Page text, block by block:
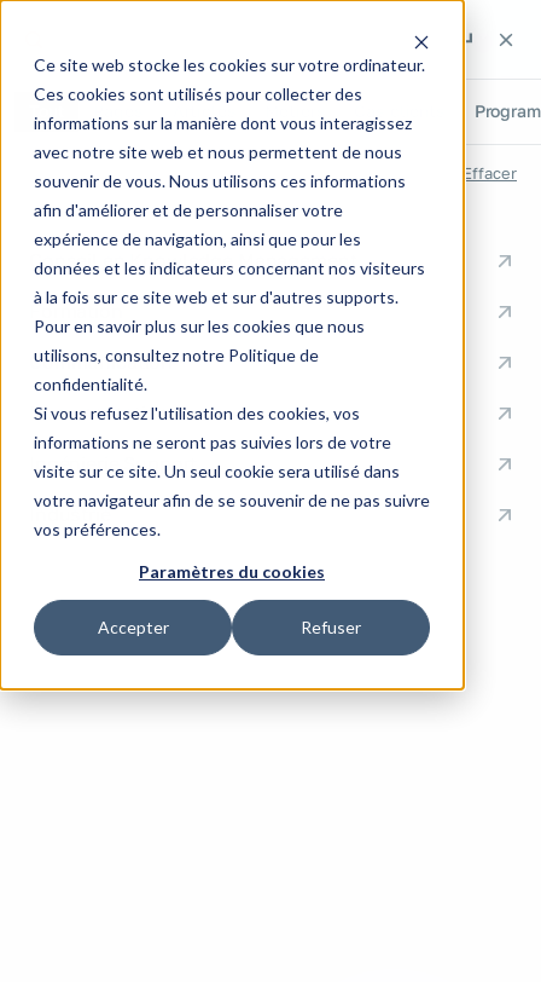
Ce site web stocke les cookies sur votre ordinateur.
Ces cookies sont utilisés pour collecter des
informations sur la manière dont vous interagissez
avec notre site web et nous permettent de nous
souvenir de vous. Nous utilisons ces informations
afin d'améliorer et de personnaliser votre
expérience de navigation, ainsi que pour les
données et les indicateurs concernant nos visiteurs
à la fois sur ce site web et sur d'autres supports.
Pour en savoir plus sur les cookies que nous
utilisons, consultez notre Politique de
confidentialité.
Si vous refusez l'utilisation des cookies, vos
informations ne seront pas suivies lors de votre
visite sur ce site. Un seul cookie sera utilisé dans
votre navigateur afin de se souvenir de ne pas suivre
vos préférences.
Paramètres du cookies
Accepter Refuser
RECHERCHES RÉCENTES Effacer
ACCÈS RAPIDES
Conseil en Knowledge Management
Formation
Communication
Documentation
Ingénierie Support
Industrie